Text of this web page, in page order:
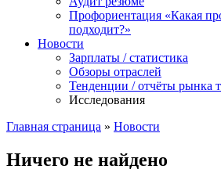
Профориентация «Какая
подходит?»
Новости
Зарплаты / статистика
Обзоры отраслей
Тенденции / отчёты рынка
Исследования
Главная страница » Новости
Ничего не найдено